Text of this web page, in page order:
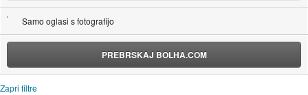
Samo oglasi s fotografijo
PREBRSKAJ BOLHA.COM
Zapri filtre